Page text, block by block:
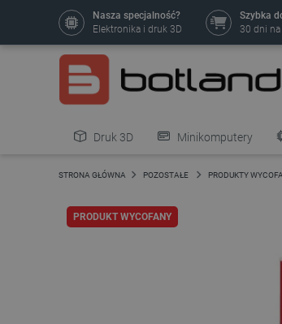
Nasza specjalność?
Elektronika i druk 3D
Szybka
30 dni
Druk 3D Minikomputery
Pozostałe
STRONA GŁÓWNA POZOSTAŁE PRODUKTY
PRODUKT WYCOFANY